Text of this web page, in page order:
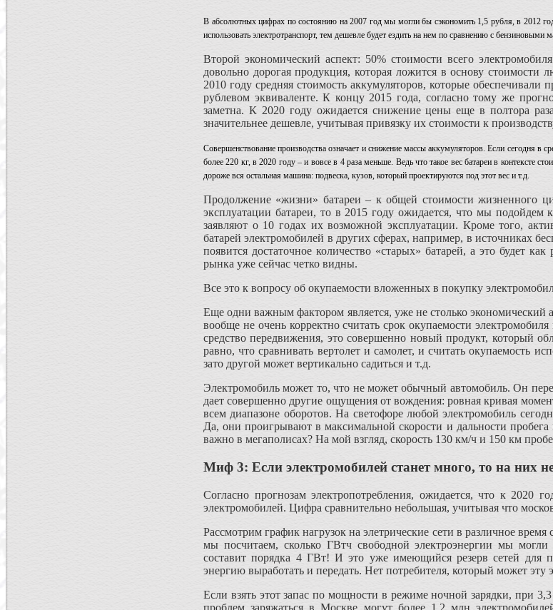
В абсолютных цифрах по состоянию на 2007 год мы могли бы сэкономить 1,5 рубля, в 2012
использовать электротранспорт, тем дешевле будет ездить на нем по сравнению с
Второй экономический аспект: 50% стоимости всего
довольно дорогая продукция, которая ложится в основу
2010 году средняя стоимость аккумуляторов, которые
рублевом эквиваленте. К концу 2015 года, согласно тому же
заметна. К 2020 году ожидается снижение цены еще в полтора
значительнее дешевле, учитывая привязку их стоимости к
Совершенствование производства означает и снижение массы аккумуляторов. Если сегодня в
более 220 кг, в 2020 году – и вовсе в 4 раза меньше. Ведь что такое вес батареи в контексте
дороже вся остальная машина: подвеска, кузов, который проектируются под этот вес и т.д.
Продолжение «жизни» батареи – к общей стоимости жизненного
эксплуатации батареи, то в 2015 году ожидается, что мы
заявляют о 10 годах их возможной эксплуатации. Кроме того,
батарей электромобилей в других сферах, например, в источниках
появится достаточное количество «старых» батарей, а это будет
рынка уже сейчас четко видны.
Все это к вопросу об окупаемости вложенных в покупку
Еще одни важным фактором является, уже не столько экономический
вообще не очень корректно считать срок окупаемости
средство передвижения, это совершенно новый продукт, который
равно, что сравнивать вертолет и самолет, и считать окупаемость
зато другой может вертикально садиться и т.д.
Электромобиль может то, что не может обычный автомобиль. Он
дает совершенно другие ощущения от вождения: ровная кривая
всем диапазоне оборотов. На светофоре любой электромобиль
Да, они проигрывают в максимальной скорости и дальности
важно в мегаполисах? На мой взгляд, скорость 130 км/ч и 150 км
Миф 3: Если электромобилей станет много, то на них
Согласно прогнозам электропотребления, ожидается, что к
электромобилей. Цифра сравнительно небольшая, учитывая что
Рассмотрим график нагрузок на элетрические сети в различное
мы посчитаем, сколько ГВтч свободной электроэнергии мы
составит порядка 4 ГВт! И это уже имеющийся резерв сетей для
энергию выработать и передать. Нет потребителя, который может эту
Если взять этот запас по мощности в режиме ночной зарядки, при
проблем заряжаться в Москве могут более 1,2 млн